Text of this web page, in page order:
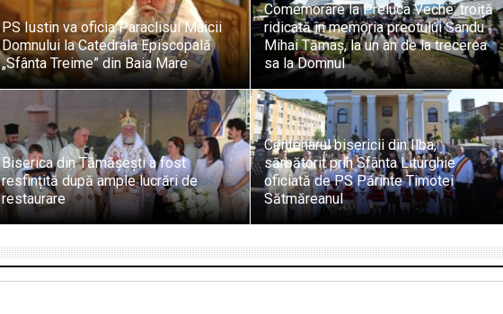
PS Iustin va oficia Paraclisul Maicii
Domnului la Catedrala Episcopală
„Sfânta Treime” din Baia Mare
Comemorare la Preluca Veche: troiță
ridicată în memoria preotului Sandu
Mihai Tămaș, la un an de la trecerea
sa la Domnul
Biserica din Tămășești a fost
resfințită după ample lucrări de
restaurare
Centenarul bisericii din Ilba,
sărbătorit prin Sfânta Liturghie
oficiată de PS Părinte Timotei
Sătmăreanul